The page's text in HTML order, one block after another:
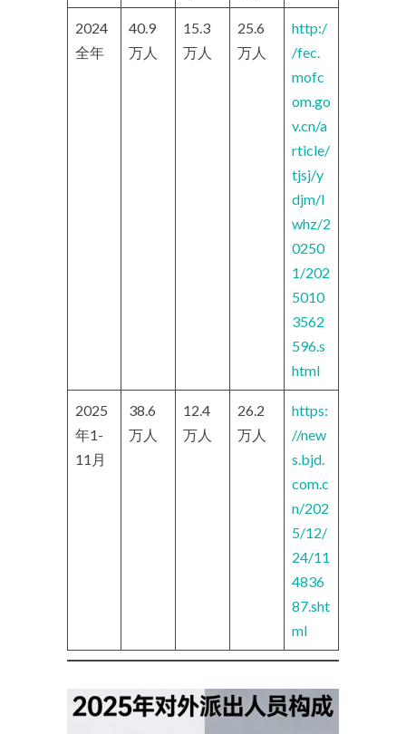
2024
全年
40.9
万人
15.3
万人
25.6
万人
http:/
/fec.
mofc
om.go
v.cn/a
rticle/
tjsj/y
djm/l
whz/2
0250
1/202
5010
3562
596.s
html
2025
年1-
11月
38.6
万人
12.4
万人
26.2
万人
https:
//new
s.bjd.
com.c
n/202
5/12/
24/11
4836
87.sht
ml